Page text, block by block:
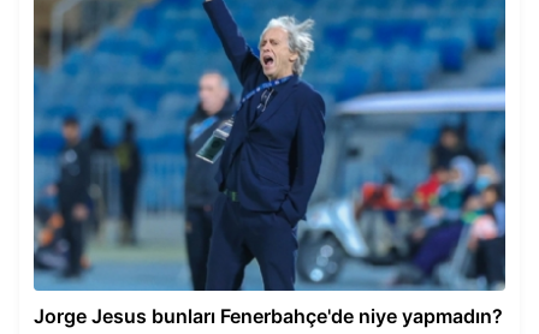
Jorge Jesus bunları Fenerbahçe'de niye yapmadın?